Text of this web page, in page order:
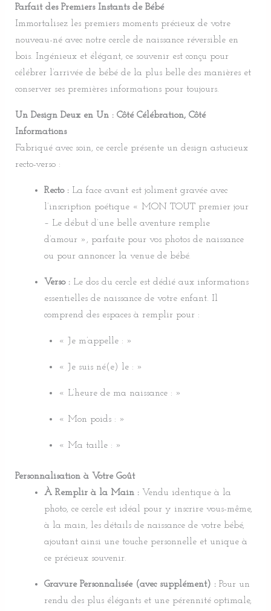
Parfait des Premiers Instants de Bébé
Immortalisez les premiers moments précieux de votre
nouveau-né avec notre cercle de naissance réversible en
bois. Ingénieux et élégant, ce souvenir est conçu pour
célébrer l’arrivée de bébé de la plus belle des manières et
conserver ses premières informations pour toujours.
Un Design Deux en Un : Côté Célébration, Côté
Informations
Fabriqué avec soin, ce cercle présente un design astucieux
recto-verso :
Recto :La face avant est joliment gravée avec
l’inscription poétique « MON TOUT premier jour
– Le début d’une belle aventure remplie
d’amour », parfaite pour vos photos de naissance
ou pour annoncer la venue de bébé.
Verso :Le dos du cercle est dédié aux informations
essentielles de naissance de votre enfant. Il
comprend des espaces à remplir pour :
« Je m’appelle : »
« Je suis né(e) le : »
« L’heure de ma naissance : »
« Mon poids : »
« Ma taille : »
Personnalisation à Votre Goût
À Remplir à la Main :Vendu identique à la
photo, ce cercle est idéal pour y inscrire vous-même,
à la main, les détails de naissance de votre bébé,
ajoutant ainsi une touche personnelle et unique à
ce précieux souvenir.
Gravure Personnalisée (avec supplément) :Pour un
rendu des plus élégants et une pérennité optimale,